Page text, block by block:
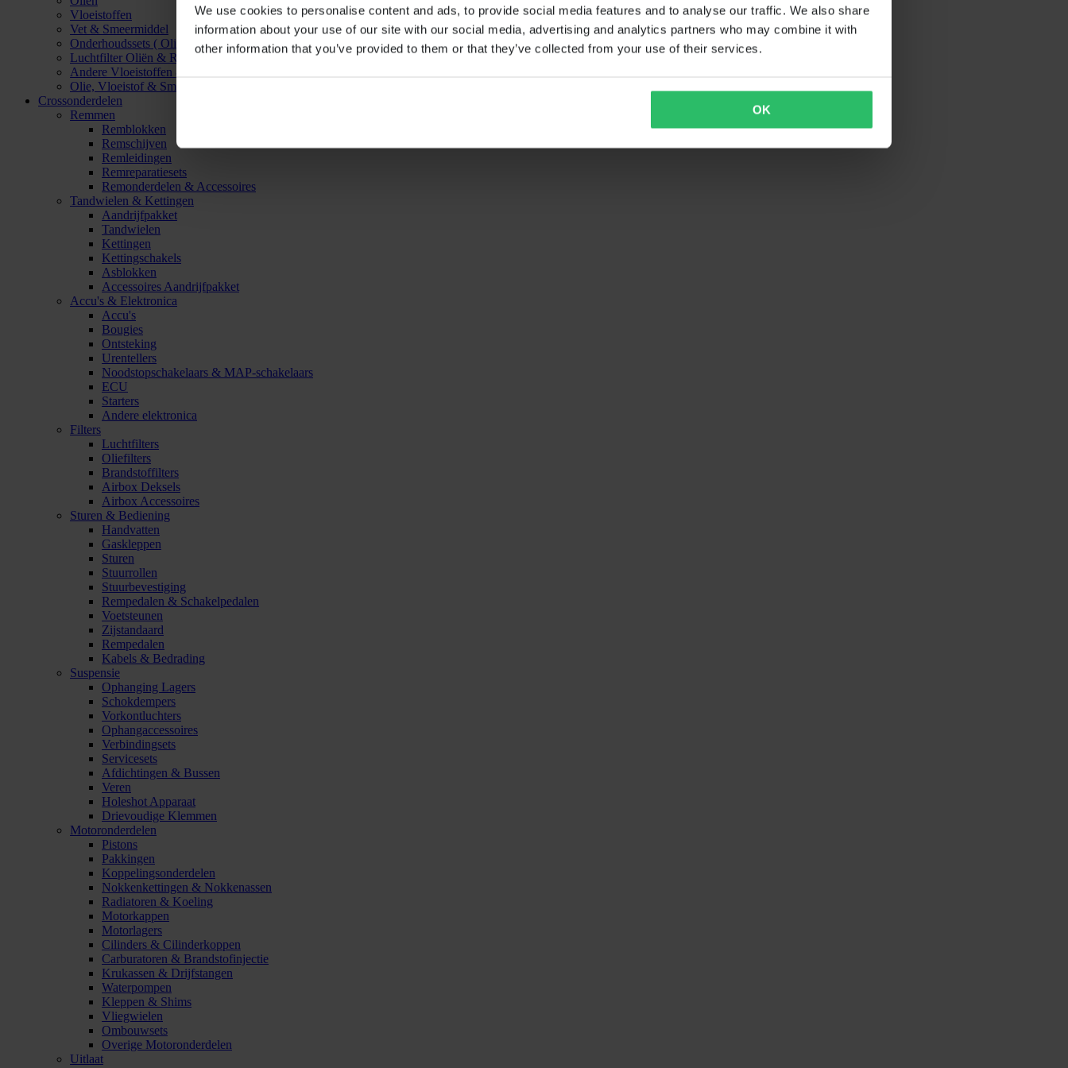
We use cookies to personalise content and ads, to provide social media features and to analyse our traffic. We also share
information about your use of our site with our social media, advertising and analytics partners who may combine it with
other information that you’ve provided to them or that they’ve collected from your use of their services.
OK
Vloeistoffen
Vet & Smeermiddel
Onderhoudssets ( Olie & Filter)
Luchtfilter Oliën & Reinigers
Andere Vloeistoffen & Smeermiddelen
Olie, Vloeistof & Smeermiddel Accessoires
Crossonderdelen
Remmen
Remblokken
Remschijven
Remleidingen
Remreparatiesets
Remonderdelen & Accessoires
Tandwielen & Kettingen
Aandrijfpakket
Tandwielen
Kettingen
Kettingschakels
Asblokken
Accessoires Aandrijfpakket
Accu's & Elektronica
Accu's
Bougies
Ontsteking
Urentellers
Noodstopschakelaars & MAP-schakelaars
ECU
Starters
Andere elektronica
Filters
Luchtfilters
Oliefilters
Brandstoffilters
Airbox Deksels
Airbox Accessoires
Sturen & Bediening
Handvatten
Gaskleppen
Sturen
Stuurrollen
Stuurbevestiging
Rempedalen & Schakelpedalen
Voetsteunen
Zijstandaard
Rempedalen
Kabels & Bedrading
Suspensie
Ophanging Lagers
Schokdempers
Vorkontluchters
Ophangaccessoires
Verbindingsets
Servicesets
Afdichtingen & Bussen
Veren
Holeshot Apparaat
Drievoudige Klemmen
Motoronderdelen
Pistons
Pakkingen
Koppelingsonderdelen
Nokkenkettingen & Nokkenassen
Radiatoren & Koeling
Motorkappen
Motorlagers
Cilinders & Cilinderkoppen
Carburatoren & Brandstofinjectie
Krukassen & Drijfstangen
Waterpompen
Kleppen & Shims
Vliegwielen
Ombouwsets
Overige Motoronderdelen
Uitlaat